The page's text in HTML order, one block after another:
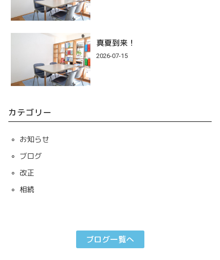
真夏到来！
2026-07-15
カテゴリー
お知らせ
ブログ
改正
相続
ブログ一覧へ